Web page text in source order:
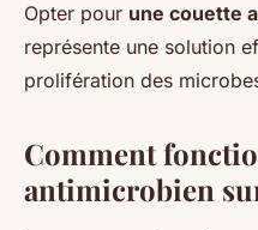
Opter pour une couette
représente une solution
prolifération des
Comment
antimicrobien